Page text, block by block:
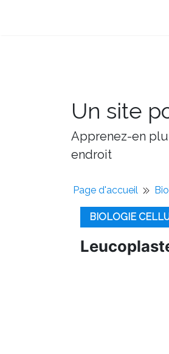
Un site
Apprenez-en
endroit
Page d'accueil
BIOLOGIE